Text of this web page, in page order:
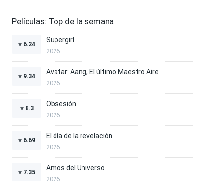
Películas: Top de la semana
⭐ 6.24
Supergirl
2026
⭐ 9.34
Avatar: Aang, El último Maestro Aire
2026
⭐ 8.3
Obsesión
2026
⭐ 6.69
El día de la revelación
2026
⭐ 7.35
Amos del Universo
2026